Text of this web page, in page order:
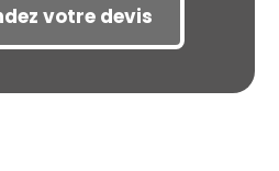
votre devis